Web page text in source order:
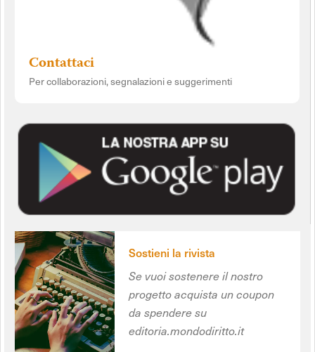
Contattaci
Per collaborazioni, segnalazioni e suggerimenti
Sostieni la rivista
Se vuoi sostenere il nostro
progetto acquista un coupon
da spendere su
editoria.mondodiritto.it